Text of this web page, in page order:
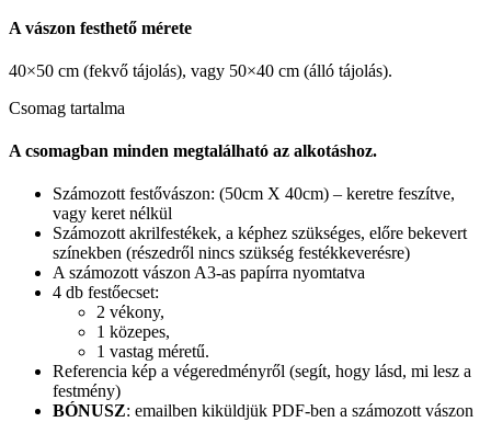
A vászon festhető mérete
40×50 cm (fekvő tájolás), vagy 50×40 cm (álló tájolás).
Csomag tartalma
A csomagban minden megtalálható az alkotáshoz.
Számozott festővászon: (50cm X 40cm) – keretre feszítve,
vagy keret nélkül
Számozott akrilfestékek, a képhez szükséges, előre bekevert
színekben (részedről nincs szükség festékkeverésre)
A számozott vászon A3-as papírra nyomtatva
4 db festőecset:
2 vékony,
1 közepes,
1 vastag méretű.
Referencia kép a végeredményről (segít, hogy lásd, mi lesz a
festmény)
BÓNUSZ: emailben kiküldjük PDF-ben a számozott vászon